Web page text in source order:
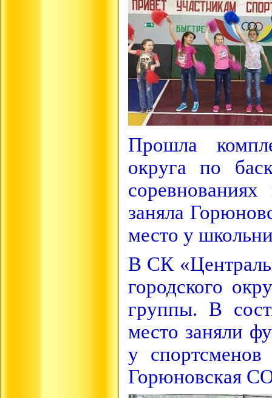
Прошла
округа по
заняла
место у
В СК
городского
группы. В
место заняли
у
Горюновская